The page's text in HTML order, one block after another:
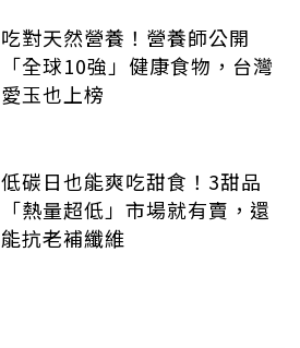
吃對天然營養！營養師公開
「全球10強」健康食物，台灣
愛玉也上榜
低碳日也能爽吃甜食！3甜品
「熱量超低」市場就有賣，還
能抗老補纖維